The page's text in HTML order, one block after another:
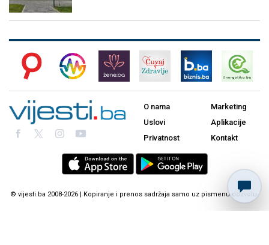
O nama
Uslovi
Privatnost
Marketing
Aplikacije
Kontakt
© vijesti.ba 2008-2026 | Kopiranje i prenos sadržaja samo uz pismenu dozvolu.